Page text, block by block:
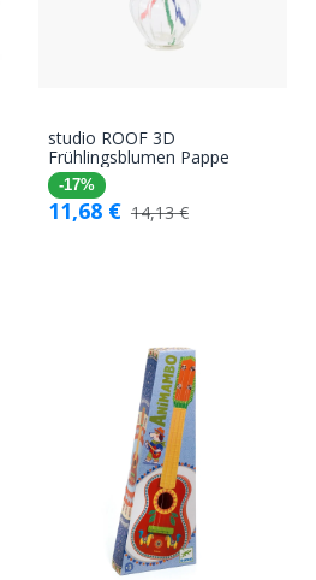
In den
studio ROOF 3D
Frühlingsblumen Pappe
-17%
11,68€ 14,13€